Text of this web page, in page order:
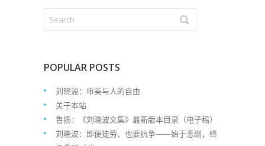
POPULAR POSTS
刘晓波：审美与人的自由
关于本站
鲁扬：《刘晓波文集》最新版本目录（电子稿）
刘晓波：即便徒劳、也要抗争——始于悲剧，终